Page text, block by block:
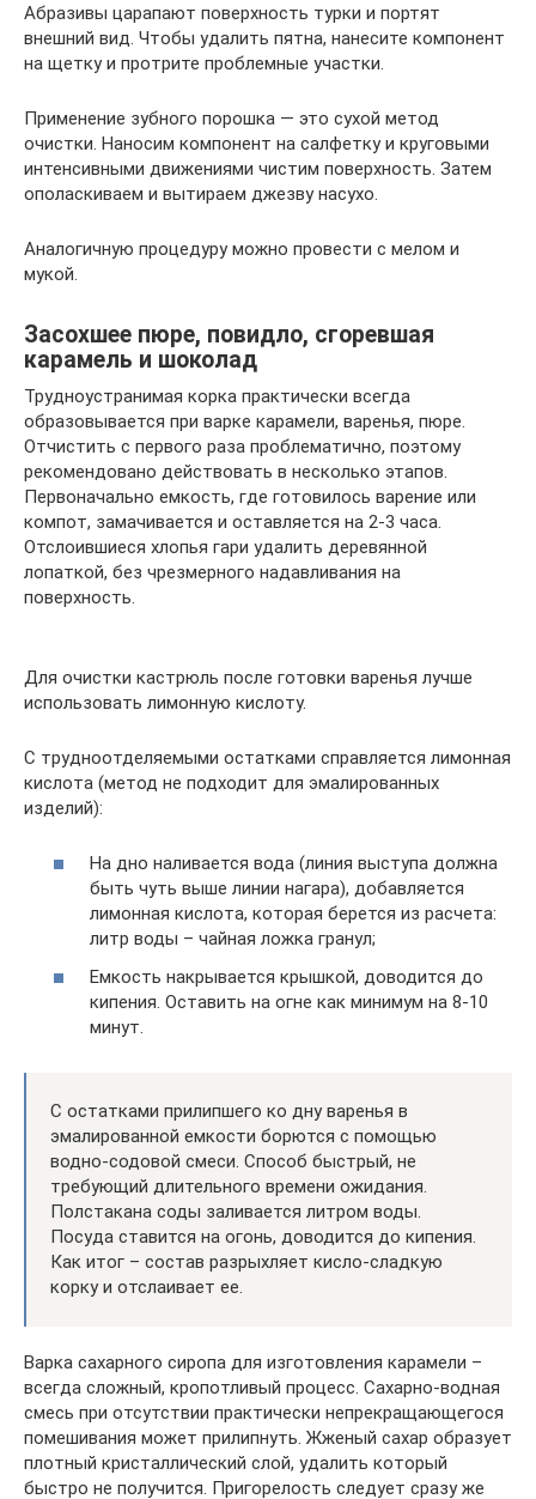
Абразивы царапают поверхность турки и портят
внешний вид. Чтобы удалить пятна, нанесите компонент
на щетку и протрите проблемные участки.
Применение зубного порошка — это сухой метод
очистки. Наносим компонент на салфетку и круговыми
интенсивными движениями чистим поверхность. Затем
ополаскиваем и вытираем джезву насухо.
Аналогичную процедуру можно провести с мелом и
мукой.
Засохшее пюре, повидло, сгоревшая
карамель и шоколад
Трудноустранимая корка практически всегда
образовывается при варке карамели, варенья, пюре.
Отчистить с первого раза проблематично, поэтому
рекомендовано действовать в несколько этапов.
Первоначально емкость, где готовилось варение или
компот, замачивается и оставляется на 2-3 часа.
Отслоившиеся хлопья гари удалить деревянной
лопаткой, без чрезмерного надавливания на
поверхность.
Для очистки кастрюль после готовки варенья лучше
использовать лимонную кислоту.
С трудноотделяемыми остатками справляется лимонная
кислота (метод не подходит для эмалированных
изделий):
На дно наливается вода (линия выступа должна
быть чуть выше линии нагара), добавляется
лимонная кислота, которая берется из расчета:
литр воды – чайная ложка гранул;
Емкость накрывается крышкой, доводится до
кипения. Оставить на огне как минимум на 8-10
минут.
С остатками прилипшего ко дну варенья в
эмалированной емкости борются с помощью
водно-содовой смеси. Способ быстрый, не
требующий длительного времени ожидания.
Полстакана соды заливается литром воды.
Посуда ставится на огонь, доводится до кипения.
Как итог – состав разрыхляет кисло-сладкую
корку и отслаивает ее.
Варка сахарного сиропа для изготовления карамели –
всегда сложный, кропотливый процесс. Сахарно-водная
смесь при отсутствии практически непрекращающегося
помешивания может прилипнуть. Жженый сахар образует
плотный кристаллический слой, удалить который
быстро не получится. Пригорелость следует сразу же